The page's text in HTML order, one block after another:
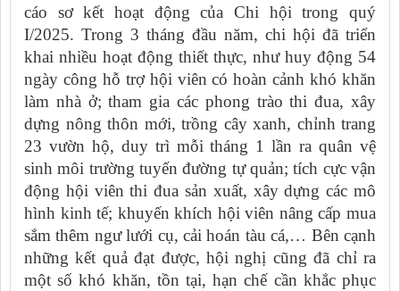
cáo sơ kết hoạt động của Chi hội trong quý
I/2025. Trong 3 tháng đầu năm, chi hội đã triển
khai nhiều hoạt động thiết thực, như huy động 54
ngày công hỗ trợ hội viên có hoàn cảnh khó khăn
làm nhà ở; tham gia các phong trào thi đua, xây
dựng nông thôn mới, trồng cây xanh, chỉnh trang
23 vườn hộ, duy trì mỗi tháng 1 lần ra quân vệ
sinh môi trường tuyến đường tự quản; tích cực vận
động hội viên thi đua sản xuất, xây dựng các mô
hình kinh tế; khuyến khích hội viên nâng cấp mua
sắm thêm ngư lưới cụ, cải hoán tàu cá,… Bên cạnh
những kết quả đạt được, hội nghị cũng đã chỉ ra
một số khó khăn, tồn tại, hạn chế cần khắc phục